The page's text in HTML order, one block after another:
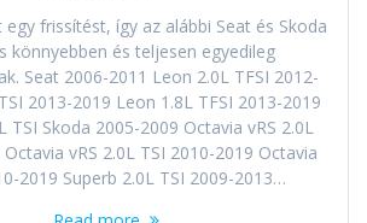
frissítést, így az alábbi Seat és Skoda
könnyebben és teljesen egyedileg
Seat 2006-2011 Leon 2.0L TFSI 2012-
2013-2019 Leon 1.8L TFSI 2013-2019
TSI Skoda 2005-2009 Octavia vRS 2.0L
vRS 2.0L TSI 2010-2019 Octavia
2019 Superb 2.0L TSI 2009-2013…